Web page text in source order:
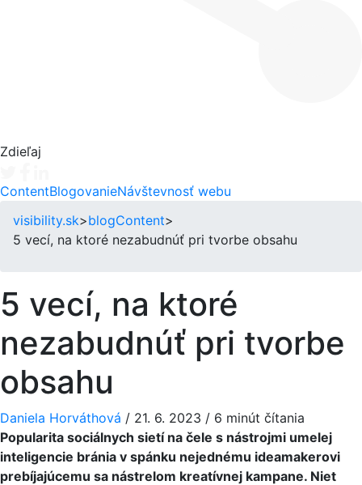
Zdieľaj
ContentBlogovanieNávštevnosť webu
visibility.sk>blogContent>
5 vecí, na ktoré nezabudnúť pri tvorbe obsahu
5 vecí, na ktoré
nezabudnúť pri tvorbe
obsahu
Daniela Horváthová / 21. 6. 2023 / 6 minút čítania
Popularita sociálnych sietí na čele s nástrojmi umelej
inteligencie bránia v spánku nejednému ideamakerovi
prebíjajúcemu sa nástrelom kreatívnej kampane. Niet